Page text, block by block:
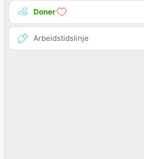
Doner
Arbeidstidslinje